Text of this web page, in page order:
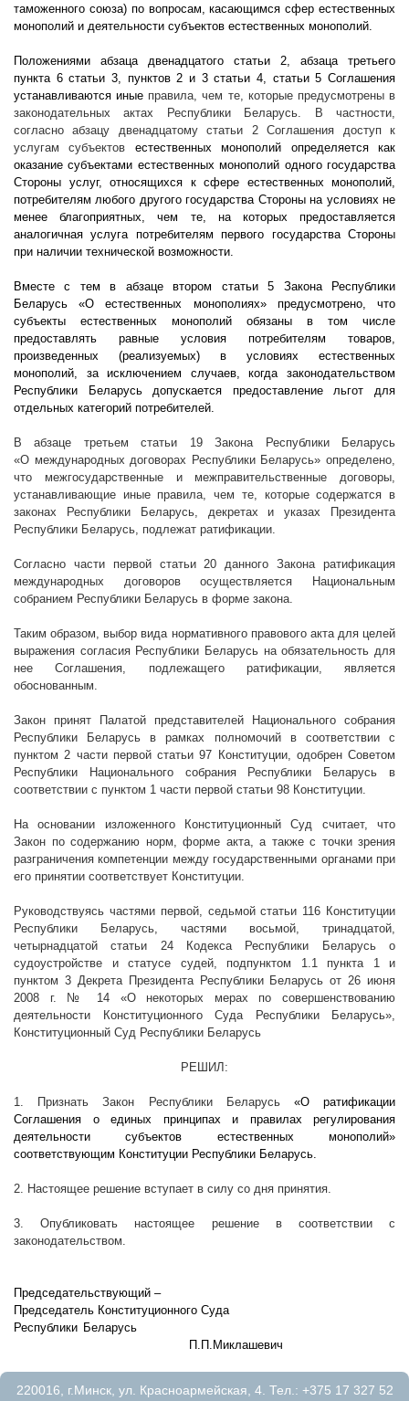
таможенного союза) по вопросам, касающимся сфер естественных
монополий и деятельности субъектов естественных монополий.
Положениями абзаца двенадцатого статьи 2, абзаца третьего
пункта 6 статьи 3, пунктов 2 и 3 статьи 4, статьи 5 Соглашения
устанавливаются иные правила, чем те, которые предусмотрены в
законодательных актах Республики Беларусь. В частности,
согласно абзацу двенадцатому статьи 2 Соглашения доступ к
услугам субъектов естественных монополий определяется как
оказание субъектами естественных монополий одного государства
Стороны услуг, относящихся к сфере естественных монополий,
потребителям любого другого государства Стороны на условиях не
менее благоприятных, чем те, на которых предоставляется
аналогичная услуга потребителям первого государства Стороны
при наличии технической возможности.
Вместе с тем в абзаце втором статьи 5 Закона Республики
Беларусь «О естественных монополиях» предусмотрено, что
субъекты естественных монополий обязаны в том числе
предоставлять равные условия потребителям товаров,
произведенных (реализуемых) в условиях естественных
монополий, за исключением случаев, когда законодательством
Республики Беларусь допускается предоставление льгот для
отдельных категорий потребителей.
В абзаце третьем статьи 19 Закона Республики Беларусь
«О международных договорах Республики Беларусь» определено,
что межгосударственные и межправительственные договоры,
устанавливающие иные правила, чем те, которые содержатся в
законах Республики Беларусь, декретах и указах Президента
Республики Беларусь, подлежат ратификации.
Согласно части первой статьи 20 данного Закона ратификация
международных договоров осуществляется Национальным
собранием Республики Беларусь в форме закона.
Таким образом, выбор вида нормативного правового акта для целей
выражения согласия Республики Беларусь на обязательность для
нее Соглашения, подлежащего ратификации, является
обоснованным.
Закон принят Палатой представителей Национального собрания
Республики Беларусь в рамках полномочий в соответствии с
пунктом 2 части первой статьи 97 Конституции, одобрен Советом
Республики Национального собрания Республики Беларусь в
соответствии с пунктом 1 части первой статьи 98 Конституции.
На основании изложенного Конституционный Суд считает, что
Закон по содержанию норм, форме акта, а также с точки зрения
разграничения компетенции между государственными органами при
его принятии соответствует Конституции.
Руководствуясь частями первой, седьмой статьи 116 Конституции
Республики Беларусь, частями восьмой, тринадцатой,
четырнадцатой статьи 24 Кодекса Республики Беларусь о
судоустройстве и статусе судей, подпунктом 1.1 пункта 1 и
пунктом 3 Декрета Президента Республики Беларусь от 26 июня
2008 г. № 14 «О некоторых мерах по совершенствованию
деятельности Конституционного Суда Республики Беларусь»,
Конституционный Суд Республики Беларусь
РЕШИЛ:
1. Признать Закон Республики Беларусь «О ратификации
Соглашения о единых принципах и правилах регулирования
деятельности субъектов естественных монополий»
соответствующим Конституции Республики Беларусь.
2. Настоящее решение вступает в силу со дня принятия.
3. Опубликовать настоящее решение в соответствии с
законодательством.
Председательствующий –
Председатель Конституционного Суда
Республики Беларусь
П.П.Миклашевич
220016, г.Минск, ул. Красноармейская, 4. Тел.: +375 17 327 52